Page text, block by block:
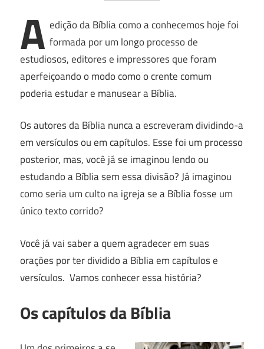
A edição da Bíblia como a conhecemos hoje foi
formada por um longo processo de
estudiosos, editores e impressores que foram
aperfeiçoando o modo como o crente comum
poderia estudar e manusear a Bíblia.
Os autores da Bíblia nunca a escreveram dividindo-a
em versículos ou em capítulos. Esse foi um processo
posterior, mas, você já se imaginou lendo ou
estudando a Bíblia sem essa divisão? Já imaginou
como seria um culto na igreja se a Bíblia fosse um
único texto corrido?
Você já vai saber a quem agradecer em suas
orações por ter dividido a Bíblia em capítulos e
versículos. Vamos conhecer essa história?
Os capítulos da Bíblia